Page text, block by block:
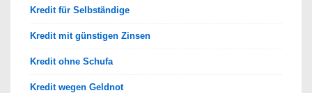
Kredit für Selbständige
Kredit mit günstigen Zinsen
Kredit ohne Schufa
Kredit wegen Geldnot